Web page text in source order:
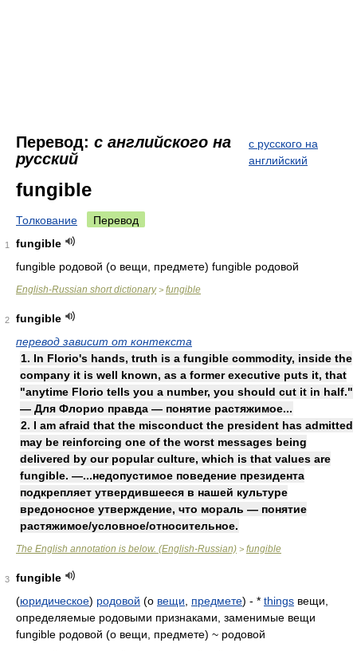
Перевод: с английского на
русский
с русского на
английский
fungible
Толкование Перевод
1
fungible
fungible родовой (о вещи, предмете) fungible родовой
English-Russian short dictionary> fungible
2
fungible
перевод зависит от контекста
1. In Florio's hands, truth is a fungible commodity, inside the
company it is well known, as a former executive puts it, that
"anytime Florio tells you a number, you should cut it in half."
— Для Флорио правда — понятие растяжимое...
2. I am afraid that the misconduct the president has admitted
may be reinforcing one of the worst messages being
delivered by our popular culture, which is that values are
fungible. —...недопустимое поведение президента
подкрепляет утвердившееся в нашей культуре
вредоносное утверждение, что мораль — понятие
растяжимое/условное/относительное.
The English annotation is below. (English-Russian) > fungible
3
fungible
(юридическое) родовой (о вещи предмете) - * things вещи,
определяемые родовыми признаками, заменимые вещи
fungible родовой (о вещи, предмете) ~ родовой